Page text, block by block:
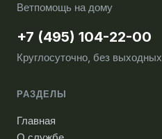
Ветпомощь на дому
+7 (495) 104-22-00
Круглосуточно, без выходных
РАЗДЕЛЫ
Главная